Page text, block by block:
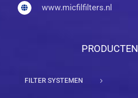
www.micfilfilters.nl
PRODUCTEN
FILTER SYSTEMEN